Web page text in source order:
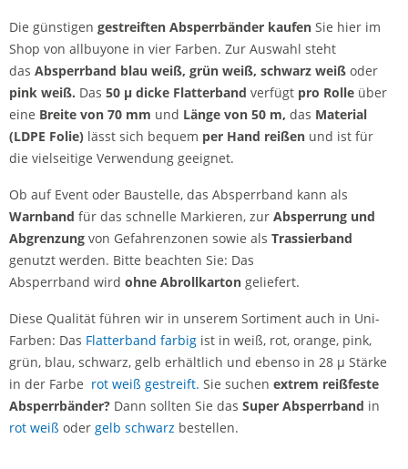
Die günstigen gestreiften Absperrbänder kaufen Sie hier im
Shop von allbuyone in vier Farben. Zur Auswahl steht
das Absperrband blau weiß, grün weiß, schwarz weiß oder
pink weiß. Das 50 µ dicke Flatterband verfügt pro Rolle über
eine Breite von 70 mm und Länge von 50 m, das Material
(LDPE Folie) lässt sich bequem per Hand reißen und ist für
die vielseitige Verwendung geeignet.
Ob auf Event oder Baustelle, das Absperrband kann als
Warnband für das schnelle Markieren, zur Absperrung und
Abgrenzung von Gefahrenzonen sowie als Trassierband
genutzt werden. Bitte beachten Sie: Das
Absperrband wird ohne Abrollkarton geliefert.
Diese Qualität führen wir in unserem Sortiment auch in Uni-
Farben: Das Flatterband farbig ist in weiß, rot, orange, pink,
grün, blau, schwarz, gelb erhältlich und ebenso in 28 µ Stärke
in der Farbe rot weiß gestreift. Sie suchen extrem reißfeste
Absperrbänder? Dann sollten Sie das Super Absperrband in
rot weiß oder gelb schwarz bestellen.